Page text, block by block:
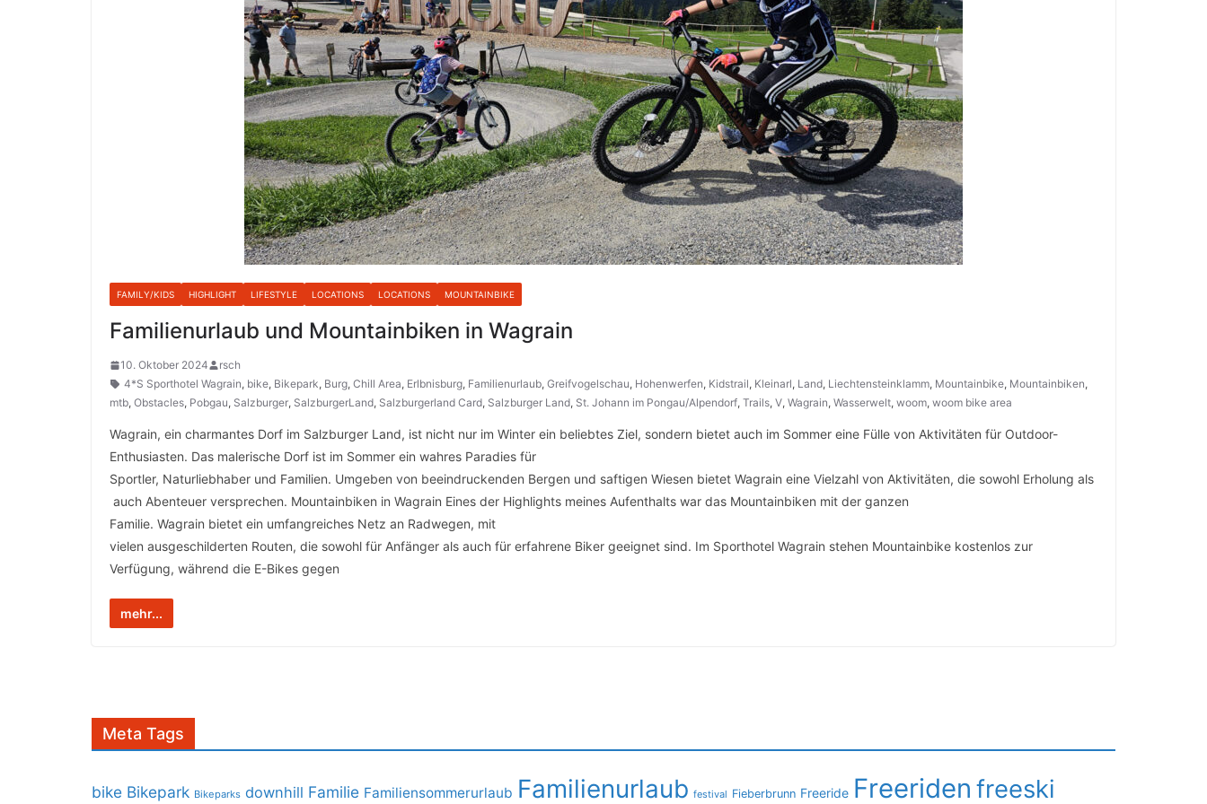
FAMILY/KIDS HIGHLIGHT LIFESTYLE LOCATIONS LOCATIONS MOUNTAINBIKE
Familienurlaub und Mountainbiken in Wagrain
10. Oktober 2024
rsch
4*S Sporthotel Wagrain, bike, Bikepark, Burg, Chill Area, Erlbnisburg, Familienurlaub, Greifvogelschau, Hohenwerfen, Kidstrail, Kleinarl, Land, Liechtensteinklamm, Mountainbike, Mountainbiken,
mtb, Obstacles, Pobgau, Salzburger, SalzburgerLand, Salzburgerland Card, Salzburger Land, St. Johann im Pongau/Alpendorf, Trails, V, Wagrain, Wasserwelt, woom, woom bike area
Wagrain, ein charmantes Dorf im Salzburger Land, ist nicht nur im Winter ein beliebtes Ziel, sondern bietet auch im Sommer eine Fülle von Aktivitäten für Outdoor-
Enthusiasten. Das malerische Dorf ist im Sommer ein wahres Paradies für
Sportler, Naturliebhaber und Familien. Umgeben von beeindruckenden Bergen und saftigen Wiesen bietet Wagrain eine Vielzahl von Aktivitäten, die sowohl Erholung als
auch Abenteuer versprechen. Mountainbiken in Wagrain Eines der Highlights meines Aufenthalts war das Mountainbiken mit der ganzen
Familie. Wagrain bietet ein umfangreiches Netz an Radwegen, mit
vielen ausgeschilderten Routen, die sowohl für Anfänger als auch für erfahrene Biker geeignet sind. Im Sporthotel Wagrain stehen Mountainbike kostenlos zur
Verfügung, während die E-Bikes gegen
mehr...
Meta Tags
bike Bikepark Bikeparks downhill Familie Familiensommerurlaub Familienurlaub festival Fieberbrunn Freeride Freeriden freeski